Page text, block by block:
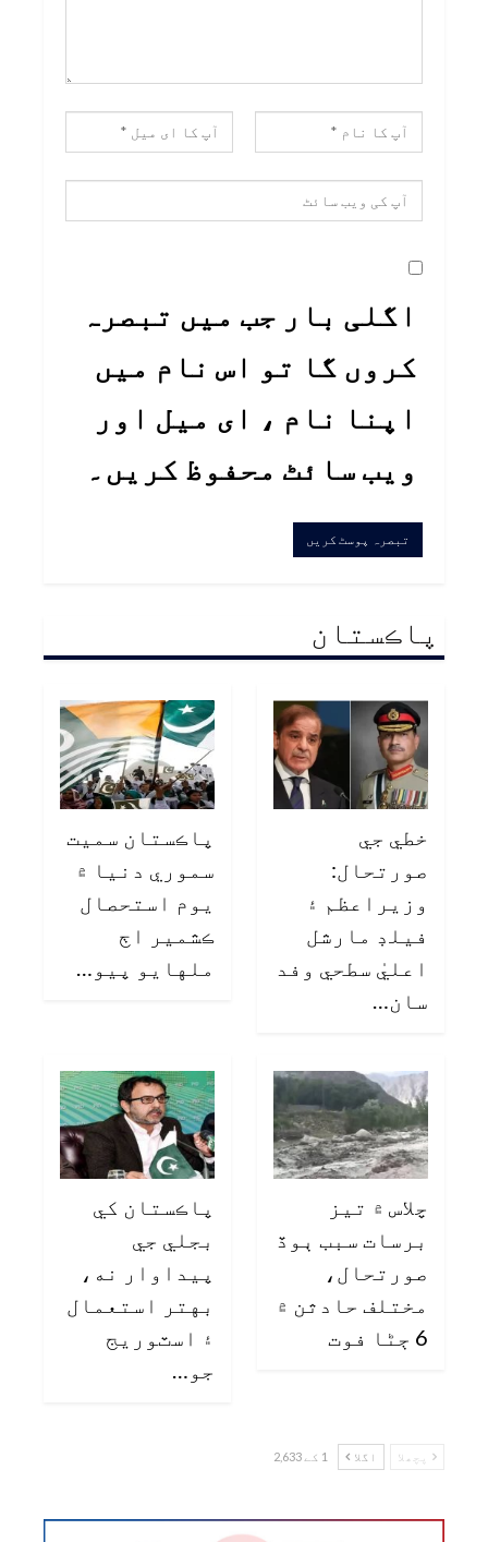
اگلی بار جب میں تبصرہ
کروں گا تو اس نام میں
اپنا نام ، ای میل اور
ویب سائٹ محفوظ کریں۔
پاڪستان
خطي جي
صورتحال:
وزيراعظم ۽
فيلڊ مارشل
اعليٰ سطحي وفد
سان…
پاڪستان سميت
سموري دنيا ۾
يوم استحصال
ڪشمير اڄ
ملهايو پيو…
چلاس ۾ تيز
برسات سبب ٻوڏ
صورتحال،
مختلف حادثن ۾
6 ڄڻا فوت
پاڪستان کي
بجلي جي
پيداوار نه،
بهتر استعمال
۽ اسٽوريج
جو…
پچھلا اگلا 1 کے 2,633